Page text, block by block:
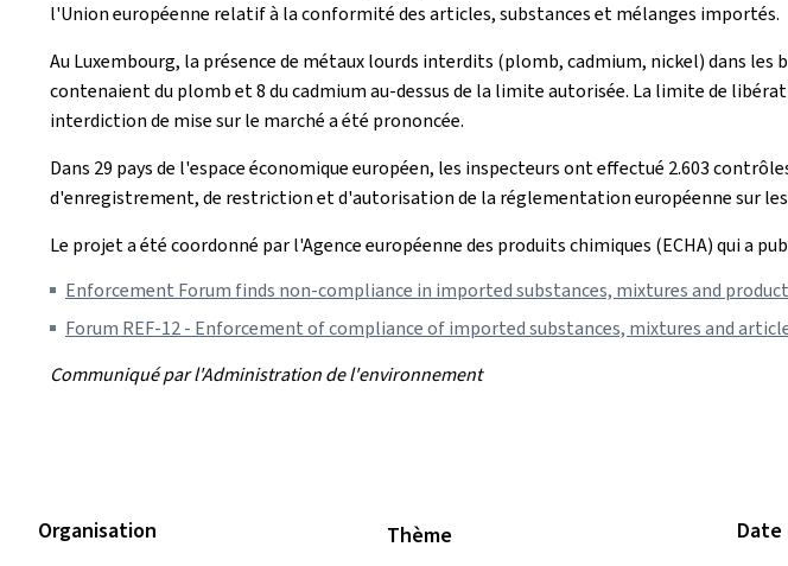
l'Union européenne relatif à la conformité des articles, substances et mélanges importés.
Au Luxembourg, la présence de métaux lourds interdits (plomb, cadmium, nickel) dans
contenaient du plomb et 8 du cadmium au-dessus de la limite autorisée. La limite de
interdiction de mise sur le marché a été prononcée.
Dans 29 pays de l'espace économique européen, les inspecteurs ont effectué 2.603
d'enregistrement, de restriction et d'autorisation de la réglementation européenne sur
Le projet a été coordonné par l'Agence européenne des produits chimiques (ECHA) qui a
Enforcement Forum finds non-compliance in imported substances, mixtures and
Forum REF-12 - Enforcement of compliance of imported substances, mixtures and
Communiqué par l'Administration de l'environnement
Organisation Thème